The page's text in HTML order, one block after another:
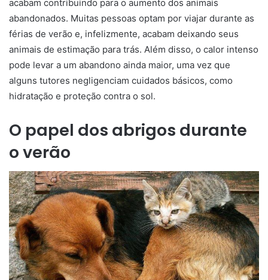
acabam contribuindo para o aumento dos animais
abandonados. Muitas pessoas optam por viajar durante as
férias de verão e, infelizmente, acabam deixando seus
animais de estimação para trás. Além disso, o calor intenso
pode levar a um abandono ainda maior, uma vez que
alguns tutores negligenciam cuidados básicos, como
hidratação e proteção contra o sol.
O papel dos abrigos durante
o verão